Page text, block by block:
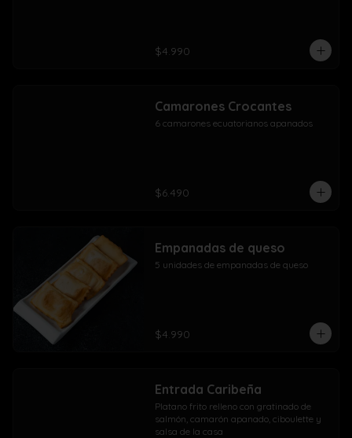
$4.990
Camarones Crocantes
6 camarones ecuatorianos apanados
$6.490
Empanadas de queso
5 unidades de empanadas de queso
$4.990
Entrada Caribeña
Platano frito relleno con gratinado de
salmón, camarón apanado, ciboulette y
salsa de la casa